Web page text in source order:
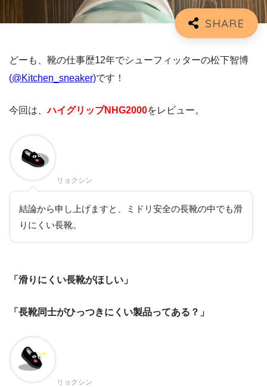
どーも、靴の仕事歴12年でシューフィッターの松下智博
(@Kitchen_sneaker)です！
今回は、ハイグリップNHG2000をレビュー。
リョクシン
結論から申し上げますと、ミドリ安全の長靴の中でも滑
りにくい長靴。
「滑りにくい長靴がほしい」
「長靴同士がひっつきにくい製品ってある？」
リョクシン